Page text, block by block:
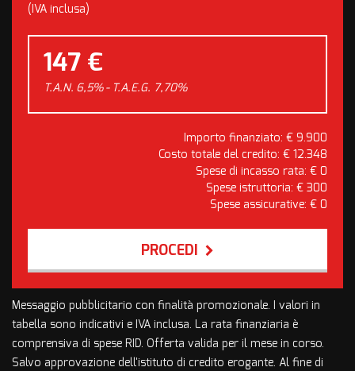
(IVA inclusa)
147 €
T.A.N. 6,5% - T.A.E.G. 7,70%
Importo finanziato: € 9.900
Costo totale del credito: € 12.348
Spese di incasso rata: € 0
Spese istruttoria: € 300
Spese assicurative: € 0
PROCEDI
Contattaci
Messaggio pubblicitario con finalità promozionale. I valori in
tabella sono indicativi e IVA inclusa. La rata finanziaria è
comprensiva di spese RID. Offerta valida per il mese in corso.
Salvo approvazione dell'istituto di credito erogante. Al fine di